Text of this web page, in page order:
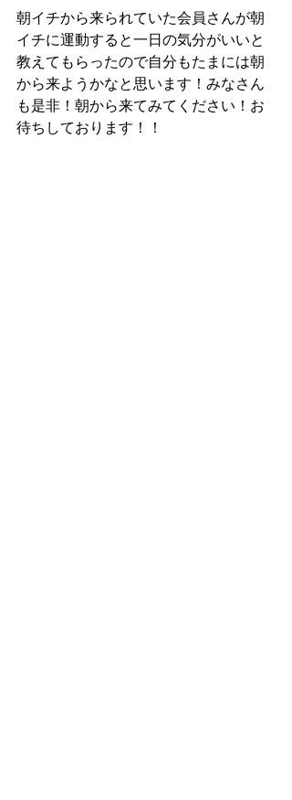
朝イチから来られていた会員さんが朝
イチに運動すると一日の気分がいいと
教えてもらったので自分もたまには朝
から来ようかなと思います！みなさん
も是非！朝から来てみてください！お
待ちしております！！